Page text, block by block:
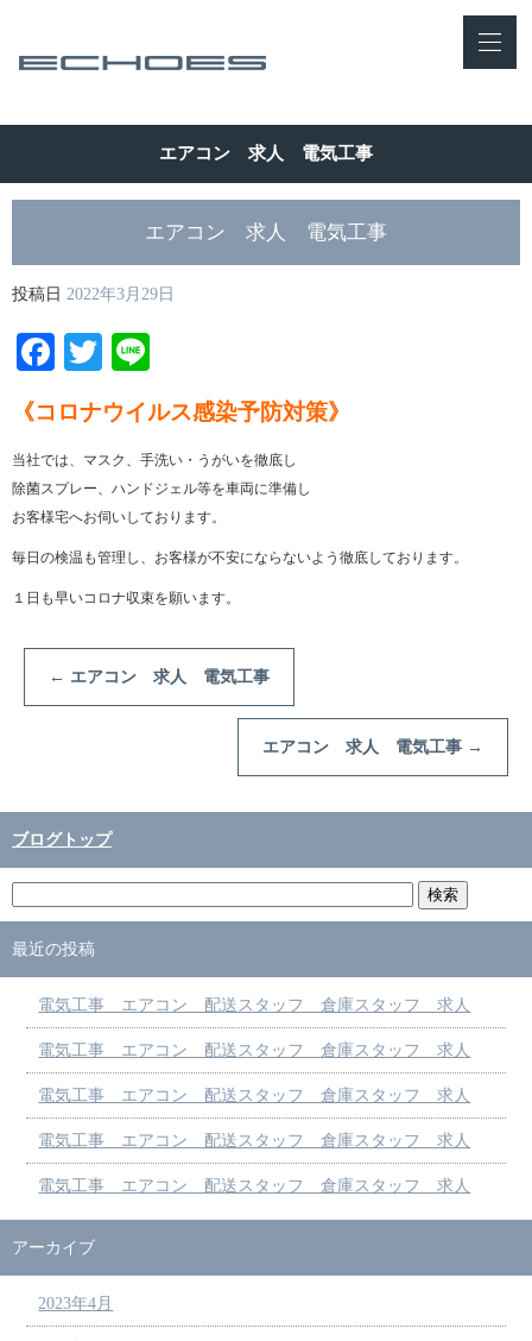
エアコン 求人 電気工事
エアコン 求人 電気工事
投稿日 2022年3月29日
Facebook
Twitter
《コロナウイルス感染予防対策》
当社では、マスク、手洗い・うがいを徹底し
除菌スプレー、ハンドジェル等を車両に準備し
お客様宅へお伺いしております。
毎日の検温も管理し、お客様が不安にならないよう徹底しております。
１日も早いコロナ収束を願います。
← エアコン 求人 電気工事
エアコン 求人 電気工事 →
ブログトップ
最近の投稿
電気工事 エアコン 配送スタッフ 倉庫スタッフ 求人
電気工事 エアコン 配送スタッフ 倉庫スタッフ 求人
電気工事 エアコン 配送スタッフ 倉庫スタッフ 求人
電気工事 エアコン 配送スタッフ 倉庫スタッフ 求人
電気工事 エアコン 配送スタッフ 倉庫スタッフ 求人
アーカイブ
2023年4月